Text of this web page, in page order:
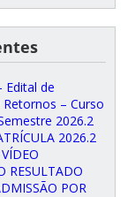
Edital de
– Curso
2026.2
2026.2
RESULTADO
POR